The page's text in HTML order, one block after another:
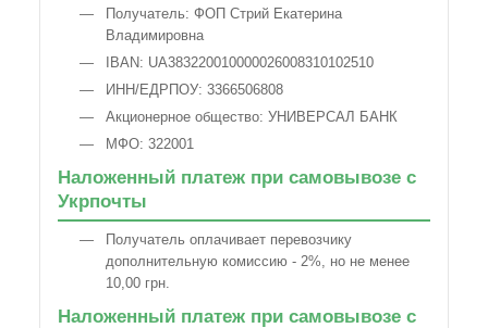
Получатель: ФОП Стрий Екатерина
Владимировна
IBAN: UA383220010000026008310102510
ИНН/ЕДРПОУ: 3366506808
Акционерное общество: УНИВЕРСАЛ БАНК
МФО: 322001
Наложенный платеж при самовывозе с
Укрпочты
Получатель оплачивает перевозчику
дополнительную комиссию - 2%, но не менее
10,00 грн.
Наложенный платеж при самовывозе с